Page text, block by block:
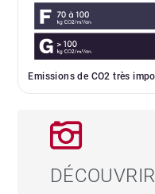
Emissions de CO2 très